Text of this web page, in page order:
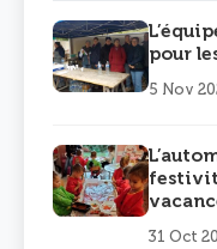
pour
5 Nov
31 Oct